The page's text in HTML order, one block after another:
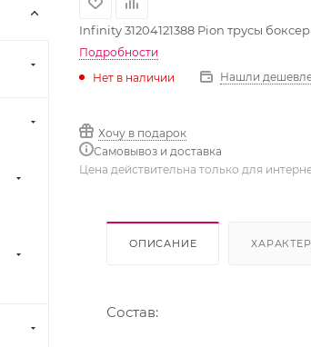
Infinity 31204121388 Pion трусы
Подробности
Нет в наличии
Нашли
Хочу в подарок
Самовывоз и доставка
Цена действительна только для
ОПИСАНИЕ
Состав: